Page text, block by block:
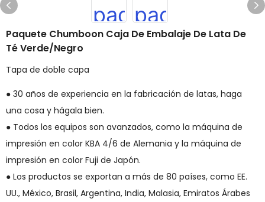
Paquete Chumboon Caja De Embalaje De Lata De
Té Verde/negro
Tapa de doble capa
● 30 años de experiencia en la fabricación de latas, haga
una cosa y hágala bien.
● Todos los equipos son avanzados, como la máquina de
impresión en color KBA 4/6 de Alemania y la máquina de
impresión en color Fuji de Japón.
● Los productos se exportan a más de 80 países, como EE.
UU., México, Brasil, Argentina, India, Malasia, Emiratos Árabes